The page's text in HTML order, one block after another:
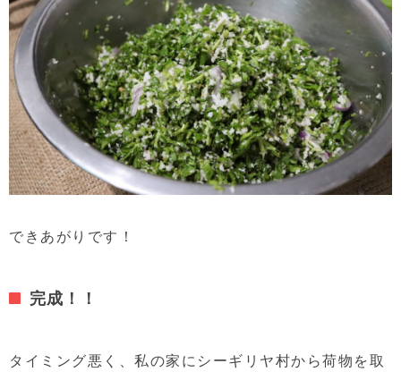
できあがりです！
完成！！
タイミング悪く、私の家にシーギリヤ村から荷物を取